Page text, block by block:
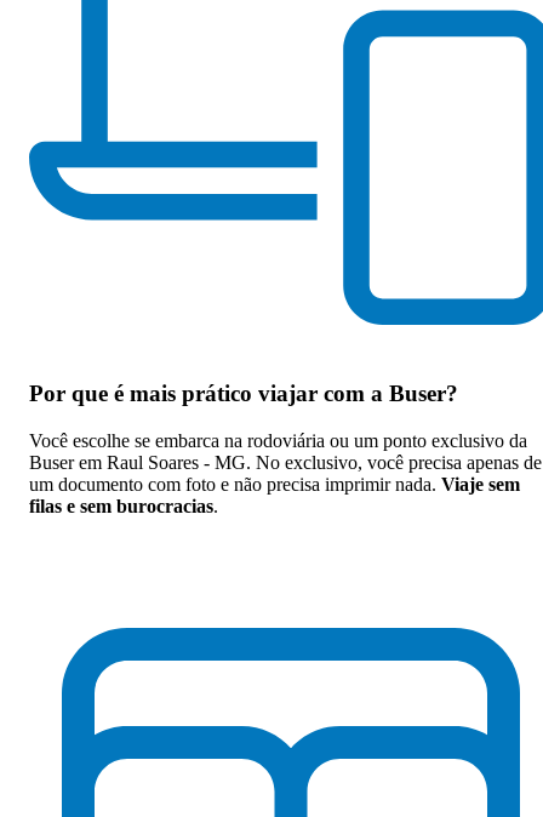
Por que é mais prático viajar com a Buser?
Você escolhe se embarca na rodoviária ou um ponto exclusivo da
Buser em Raul Soares - MG. No exclusivo, você precisa apenas de
um documento com foto e não precisa imprimir nada. Viaje sem
filas e sem burocracias.